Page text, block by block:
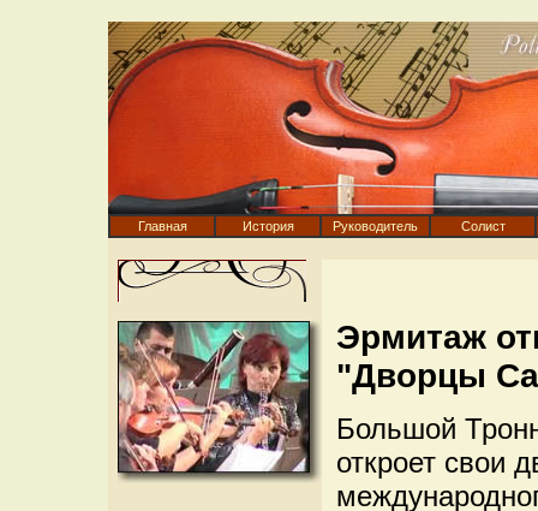
Главная История Руководитель Солист
Эрмитаж
"Дворцы
Большой
откроет свои